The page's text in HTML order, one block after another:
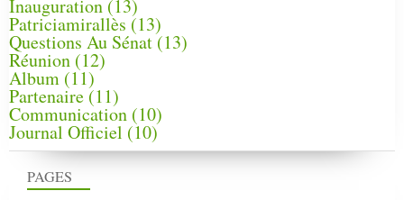
PAGES
Inauguration (13)
Patriciamirallès (13)
Questions Au Sénat(13)
Réunion (12)
Album (11)
Partenaire(11)
Communication (10)
Journal Officiel (10)